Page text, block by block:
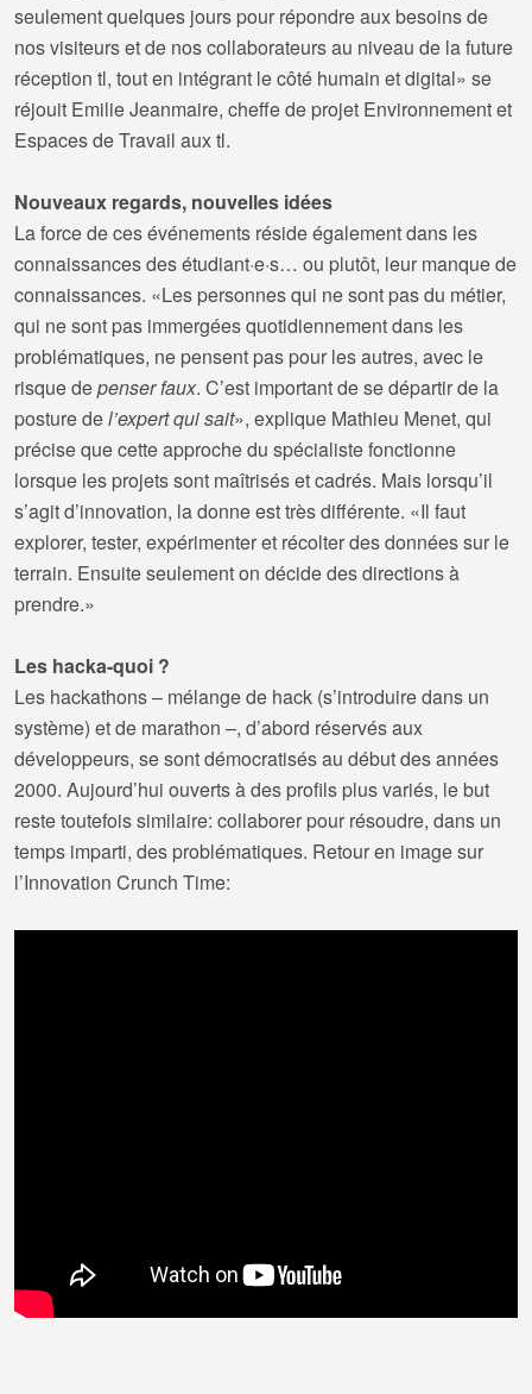
seulement quelques jours pour répondre aux besoins de
nos visiteurs et de nos collaborateurs au niveau de la future
réception tl, tout en intégrant le côté humain et digital» se
réjouit Emilie Jeanmaire, cheffe de projet Environnement et
Espaces de Travail aux tl.
Nouveaux regards, nouvelles idées
La force de ces événements réside également dans les
connaissances des étudiant·e·s… ou plutôt, leur manque de
connaissances. «Les personnes qui ne sont pas du métier,
qui ne sont pas immergées quotidiennement dans les
problématiques, ne pensent pas pour les autres, avec le
risque depenser faux. C’est important de se départir de la
posture del’expert qui sait», explique Mathieu Menet, qui
précise que cette approche du spécialiste fonctionne
lorsque les projets sont maîtrisés et cadrés. Mais lorsqu’il
s’agit d’innovation, la donne est très différente. «Il faut
explorer, tester, expérimenter et récolter des données sur le
terrain. Ensuite seulement on décide des directions à
prendre.»
Les hacka-quoi ?
Les hackathons – mélange de hack (s’introduire dans un
système) et de marathon –, d’abord réservés aux
développeurs, se sont démocratisés au début des années
2000. Aujourd’hui ouverts à des profils plus variés, le but
reste toutefois similaire: collaborer pour résoudre, dans un
temps imparti, des problématiques. Retour en image sur
l’Innovation Crunch Time: